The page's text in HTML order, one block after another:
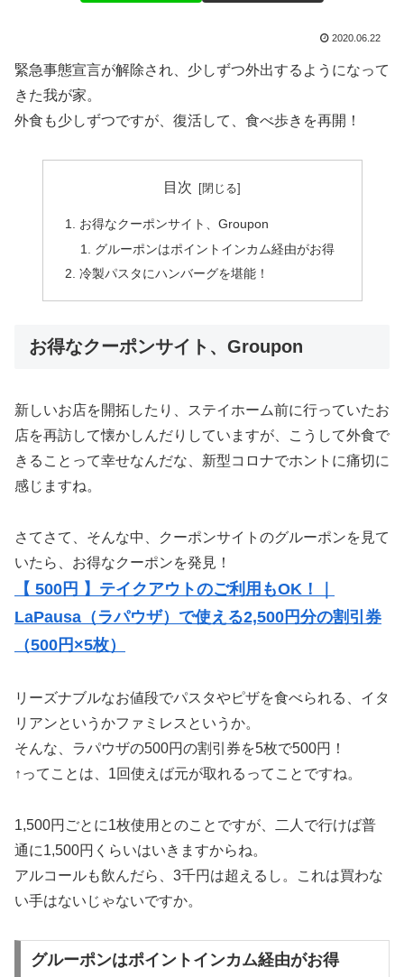
2020.06.22
緊急事態宣言が解除され、少しずつ外出するようになって
きた我が家。
外食も少しずつですが、復活して、食べ歩きを再開！
目次
お得なクーポンサイト、Groupon
グルーポンはポイントインカム経由がお得
冷製パスタにハンバーグを堪能！
お得なクーポンサイト、Groupon
新しいお店を開拓したり、ステイホーム前に行っていたお
店を再訪して懐かしんだりしていますが、こうして外食で
きることって幸せなんだな、新型コロナでホントに痛切に
感じますね。
さてさて、そんな中、クーポンサイトのグルーポンを見て
いたら、お得なクーポンを発見！
【 500円 】テイクアウトのご利用もOK！｜
LaPausa（ラパウザ）で使える2,500円分の割引券
（500円×5枚）
リーズナブルなお値段でパスタやピザを食べられる、イタ
リアンというかファミレスというか。
そんな、ラパウザの500円の割引券を5枚で500円！
↑ってことは、1回使えば元が取れるってことですね。
1,500円ごとに1枚使用とのことですが、二人で行けば普
通に1,500円くらいはいきますからね。
アルコールも飲んだら、3千円は超えるし。これは買わな
い手はないじゃないですか。
グルーポンはポイントインカム経由がお得